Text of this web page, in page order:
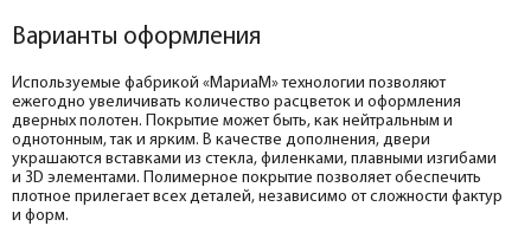
Варианты оформления
Используемые фабрикой «МариаМ» технологии позволяют
ежегодно увеличивать количество расцветок и оформления
дверных полотен. Покрытие может быть, как нейтральным и
однотонным, так и ярким. В качестве дополнения, двери
украшаются вставками из стекла, филенками, плавными изгибами
и 3D элементами. Полимерное покрытие позволяет обеспечить
плотное прилегает всех деталей, независимо от сложности фактур
и форм.